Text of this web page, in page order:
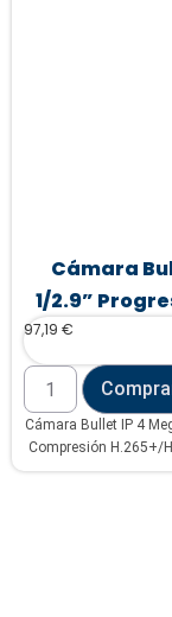
Cámara
1/2.9”
97,19 €
Cámara Bullet IP 4
Compresión H.265+/
60 m – WDR |